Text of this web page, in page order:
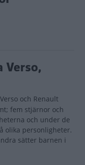
Verso,
och Renault
fem stjärnor och
och under de
olika personligheter.
sätter barnen i